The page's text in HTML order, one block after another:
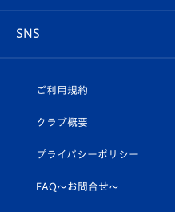
ホームタウン
平和祈念活動
プレイヤーズスイート
店舗情報
U-18
スクール
SNS
ヴィヴィくんインスタグラム
公式LINE＠
ご利用規約
クラブ概要
プライバシーポリシー
FAQ〜お問合せ〜